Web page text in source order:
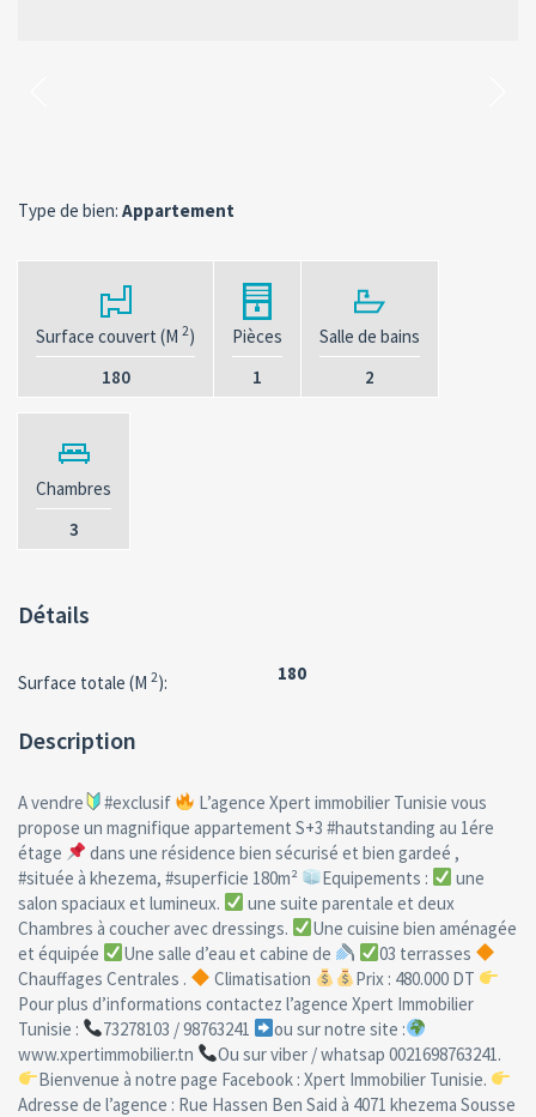
Type de bien: Appartement
Surface couvert (M 2)
180
Pièces
1
Salle de bains
2
Chambres
3
Détails
Surface totale (M 2): 180
Description
A vendre #exclusif
L’agence Xpert immobilier Tunisie vous
propose un magnifique appartement S+3 #hautstanding au 1ére
étage
dans une résidence bien sécurisé et bien gardeé ,
#située à khezema, #superficie 180m²
Equipements :
une
salon spaciaux et lumineux.
une suite parentale et deux
Chambres à coucher avec dressings.
Une cuisine bien aménagée
et équipée
Une salle d’eau et cabine de
03 terrasses
Chauffages Centrales .
Climatisation
Prix : 480.000 DT
Pour plus d’informations contactez l’agence Xpert Immobilier
Tunisie :
73278103 / 98763241
ou sur notre site :
www.xpertimmobilier.tn
Ou sur viber / whatsap 0021698763241.
Bienvenue à notre page Facebook : Xpert Immobilier Tunisie.
Adresse de l’agence : Rue Hassen Ben Said à 4071 khezema Sousse